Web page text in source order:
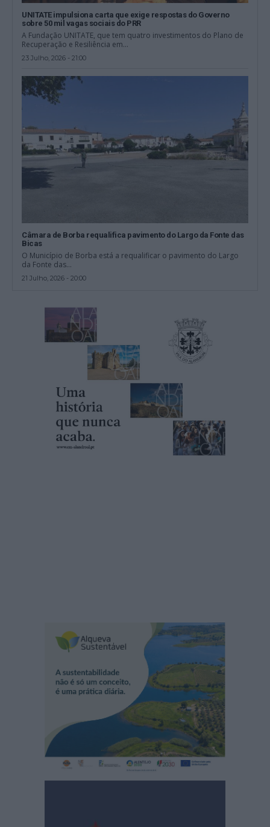
UNITATE impulsiona carta que exige respostas do Governo
sobre 50 mil vagas sociais do PRR
A Fundação UNITATE, que tem quatro investimentos do Plano de
Recuperação e Resiliência em...
23 Julho, 2026 - 21:00
Câmara de Borba requalifica pavimento do Largo da Fonte das
Bicas
O Município de Borba está a requalificar o pavimento do Largo
da Fonte das...
21 Julho, 2026 - 20:00